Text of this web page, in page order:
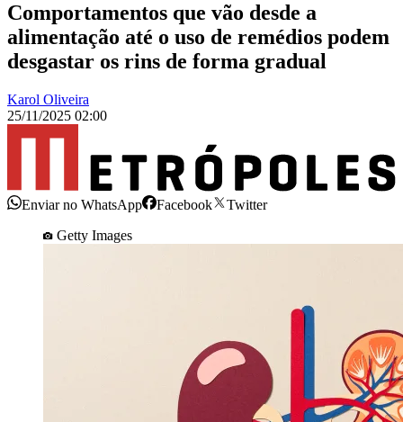
Comportamentos que vão desde a
alimentação até o uso de remédios podem
desgastar os rins de forma gradual
Karol Oliveira
25/11/2025 02:00
Enviar no WhatsApp Facebook
Twitter
Getty Images